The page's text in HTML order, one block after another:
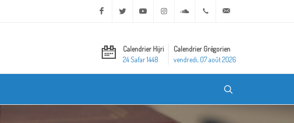
Facebook Twitter Youtube Instagram Soundcloud+20 2 25970400
Calendrier Hijri
24 Safar 1448
Calendrier Grégorien
vendredi, 07 août 2026